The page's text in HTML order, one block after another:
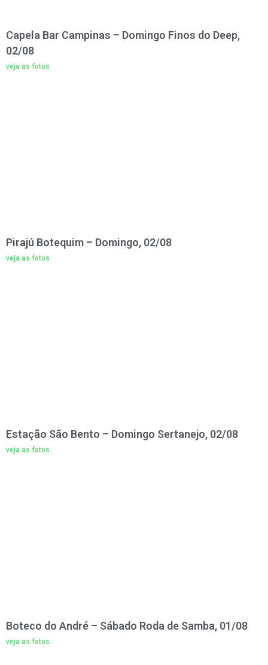
Capela Bar Campinas – Domingo Finos do Deep,
02/08
veja as fotos
Pirajú Botequim – Domingo, 02/08
veja as fotos
Estação São Bento – Domingo Sertanejo, 02/08
veja as fotos
Boteco do André – Sábado Roda de Samba, 01/08
veja as fotos